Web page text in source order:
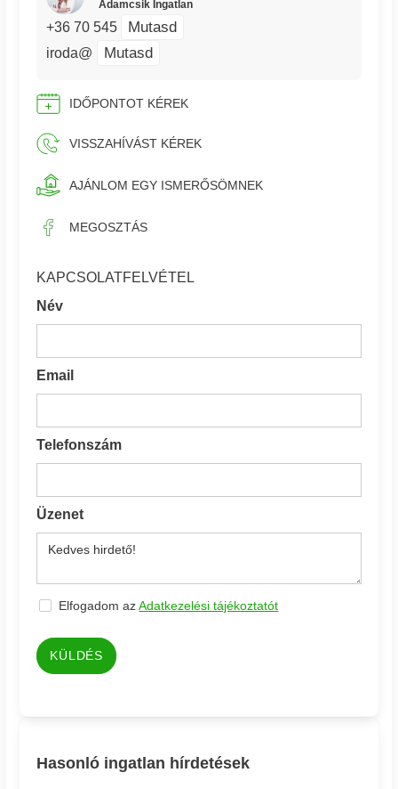
Adamcsik Ingatlan
+36 70 545 Mutasd
iroda@ Mutasd
IDŐPONTOT KÉREK
VISSZAHÍVÁST KÉREK
AJÁNLOM EGY ISMERŐSÖMNEK
MEGOSZTÁS
KAPCSOLATFELVÉTEL
Név
Email
Telefonszám
Üzenet
Elfogadom azAdatkezelési tájékoztatót
KÜLDÉS
Hasonló ingatlan hírdetések